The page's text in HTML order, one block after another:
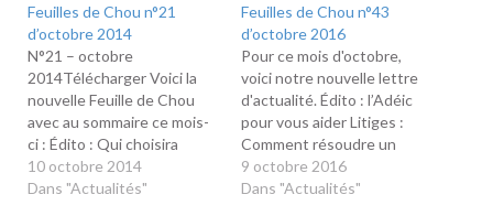
Feuilles de Chou n°21
d’octobre 2014
N°21 – octobre
2014Télécharger Voici la
nouvelle Feuille de Chou
avec au sommaire ce mois-
ci : Édito : Qui choisira
l’éducation à la
consommation ?
10 octobre 2014
Dans "Actualités"
Feuilles de Chou n°43
d’octobre 2016
Pour ce mois d'octobre,
voici notre nouvelle lettre
d'actualité. Édito : l’Adéic
pour vous aider Litiges :
Comment résoudre un
problème de connexion à
Internet ? Alimentation :
9 octobre 2016
Dans "Actualités"